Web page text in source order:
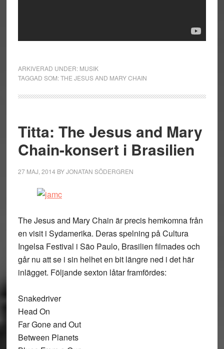
ARKIVERAD UNDER: MUSIK
TAGGAD SOM:THE JESUS AND MARY CHAIN
Titta: The Jesus and Mary
Chain-konsert i Brasilien
27 MAJ, 2014 BYJONATAN SÖDERGREN
The Jesus and Mary Chain är precis hemkomna från
en visit i Sydamerika. Deras spelning på Cultura
Ingelsa Festival i São Paulo, Brasilien filmades och
går nu att se i sin helhet en bit längre ned i det här
inlägget. Följande sexton låtar framfördes:
Snakedriver
Head On
Far Gone and Out
Between Planets